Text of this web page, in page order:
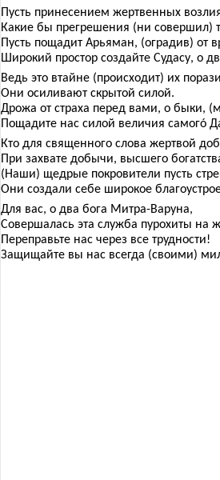
Пусть принесением жертвенных
Какие бы прегрешения (ни совершил)
Пусть пощадит Арьяман, (оградив) от
Широкий простор создайте Судасу, о
Ведь это втайне (происходит) их
Они осиливают скрытой силой.
Дрожа от страха перед вами, о быки,
Пощадите нас силой величия самогó
Кто для священного слова жертвой
При захвате добычи, высшего
(Наши) щедрые покровители пусть
Они создали себе широкое
Для вас, о два бога Митра-Варуна,
Совершалась эта служба пурохиты на
Переправьте нас через все трудности!
Защищайте вы нас всегда (своими)